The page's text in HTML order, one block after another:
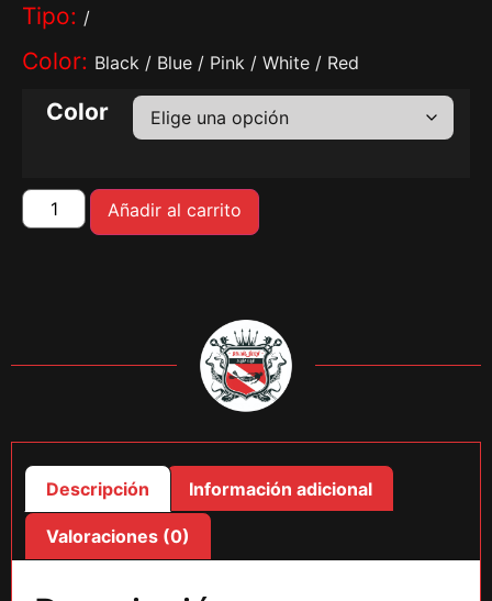
Tipo: /
Color: Black / Blue / Pink / White / Red
Color
Añadir al carrito
Descripción Información adicional
Valoraciones (0)